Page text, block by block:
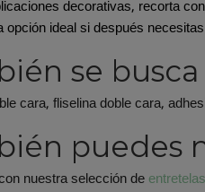
decorativas, recorta
opción ideal si después
se
cara, fliselina doble cara,
puedes
nuestra selección de